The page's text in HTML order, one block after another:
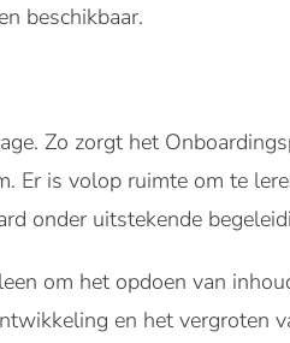
beschikbaar.
Zo zorgt het
Er is volop ruimte om te
onder uitstekende
om het opdoen van
en het vergroten